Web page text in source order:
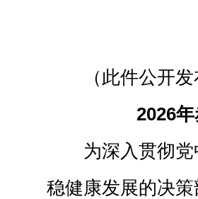
（此件公开发
2026
为深入贯彻
稳健康发展的决